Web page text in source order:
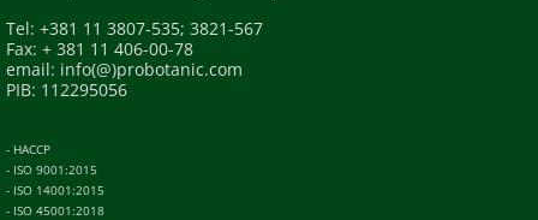
Tel: +381 11 3807-535; 3821-567
Fax: + 381 11 406-00-78
email: info(@)probotanic.com
PIB: 112295056
- HACCP
- ISO 9001:2015
- ISO 14001:2015
- ISO 45001:2018